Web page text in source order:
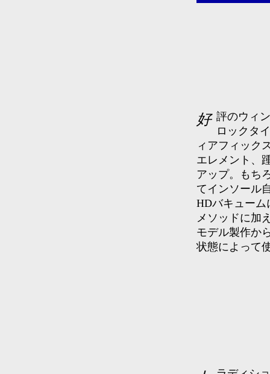
好評のウィンターバージョンのスタンダードタイプ。０８’よりブ
ロックタ
ィアフィック
エレメント、
アップ。もち
てインソール
HDバキューム
メソッドに加
モデル製作か
状態によって